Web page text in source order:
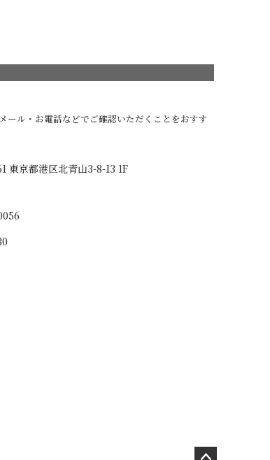
ル・お電話などでご確認いただくことをおすす
東京都港区北青山3-8-13 1F